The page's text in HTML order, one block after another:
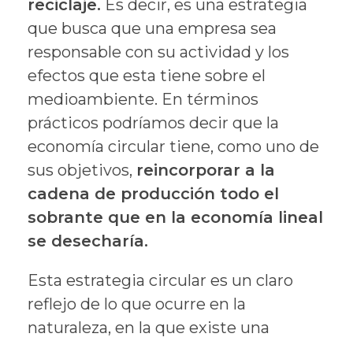
reciclaje. Es decir, es una estrategia
que busca que una empresa sea
responsable con su actividad y los
efectos que esta tiene sobre el
medioambiente. En términos
prácticos podríamos decir que la
economía circular tiene, como uno de
sus objetivos, reincorporar a la
cadena de producción todo el
sobrante que en la economía lineal
se desecharía.
Esta estrategia circular es un claro
reflejo de lo que ocurre en la
naturaleza, en la que existe una